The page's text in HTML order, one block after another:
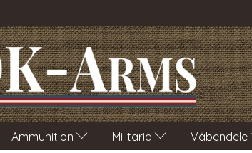
Ammunition Militaria Våbendele